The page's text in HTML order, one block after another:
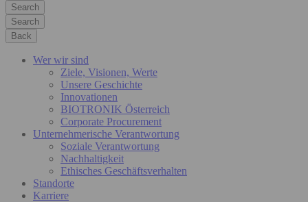
Search
Back
Wer wir sind
Ziele, Visionen, Werte
Unsere Geschichte
Innovationen
BIOTRONIK Österreich
Corporate Procurement
Unternehmerische Verantwortung
Soziale Verantwortung
Nachhaltigkeit
Ethisches Geschäftsverhalten
Standorte
Karriere